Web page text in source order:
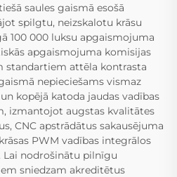
saules gaismā esošā
spilgtu, neizskalotu krāsu
100 000 luksu apgaismojuma
apgaismojuma komisijas
standartiem attēla kontrasta
nepieciešams vismaz
kopējā katoda jaudas vadības
izmantojot augstas kvalitātes
CNC apstrādātus sakausējuma
PWM vadības integrālos
Lai nodrošinātu pilnīgu
sniedzam akreditētus